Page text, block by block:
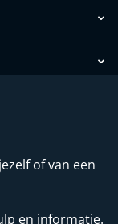
of van een
en informatie.